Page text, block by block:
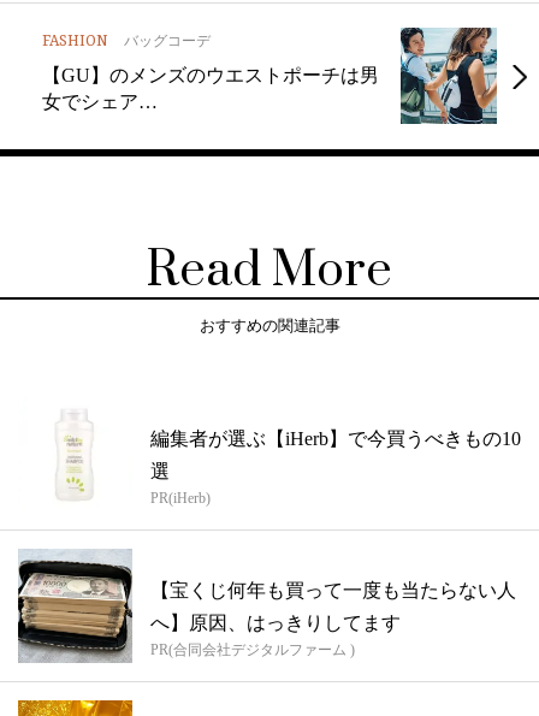
FASHION バッグコーデ
【GU】のメンズのウエストポーチは男
女でシェア…
Read More
おすすめの関連記事
編集者が選ぶ【iHerb】で今買うべきもの10
選
PR(iHerb)
【宝くじ何年も買って一度も当たらない人
へ】原因、はっきりしてます
PR(合同会社デジタルファーム )